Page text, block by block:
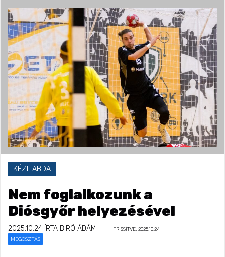
KÉZILABDA
Nem foglalkozunk a
Diósgyőr helyezésével
2025.10.24 ÍRTA BIRÓ ÁDÁM FRISSÍTVE: 2025.10.24
MEGOSZTÁS